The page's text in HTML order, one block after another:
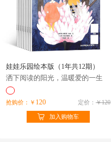
娃娃乐园绘本版（1年共12期）
洒下阅读的阳光，温暖爱的一生
抢购价：￥ 120 定价： ￥120
加入购物车